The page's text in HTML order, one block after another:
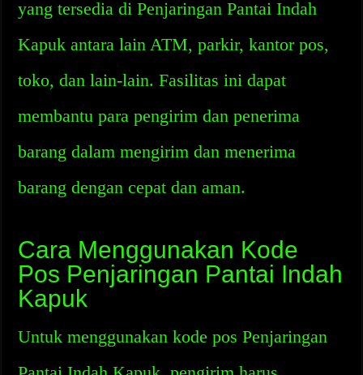
yang tersedia di Penjaringan Pantai Indah
Kapuk antara lain ATM, parkir, kantor pos,
toko, dan lain-lain. Fasilitas ini dapat
membantu para pengirim dan penerima
barang dalam mengirim dan menerima
barang dengan cepat dan aman.
Cara Menggunakan Kode
Pos Penjaringan Pantai Indah
Kapuk
Untuk menggunakan kode pos Penjaringan